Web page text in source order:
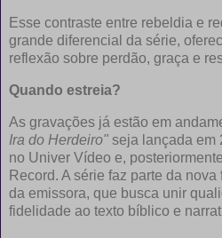
Esse contraste entre rebeldia e
grande diferencial da série,
reflexão sobre perdão, graça e
Quando estreia?
As gravações já estão em
Ira do Herdeiro" seja lançada em
no Univer Vídeo e,
Record. A série faz parte da
da emissora, que busca unir
fidelidade ao texto bíblico e